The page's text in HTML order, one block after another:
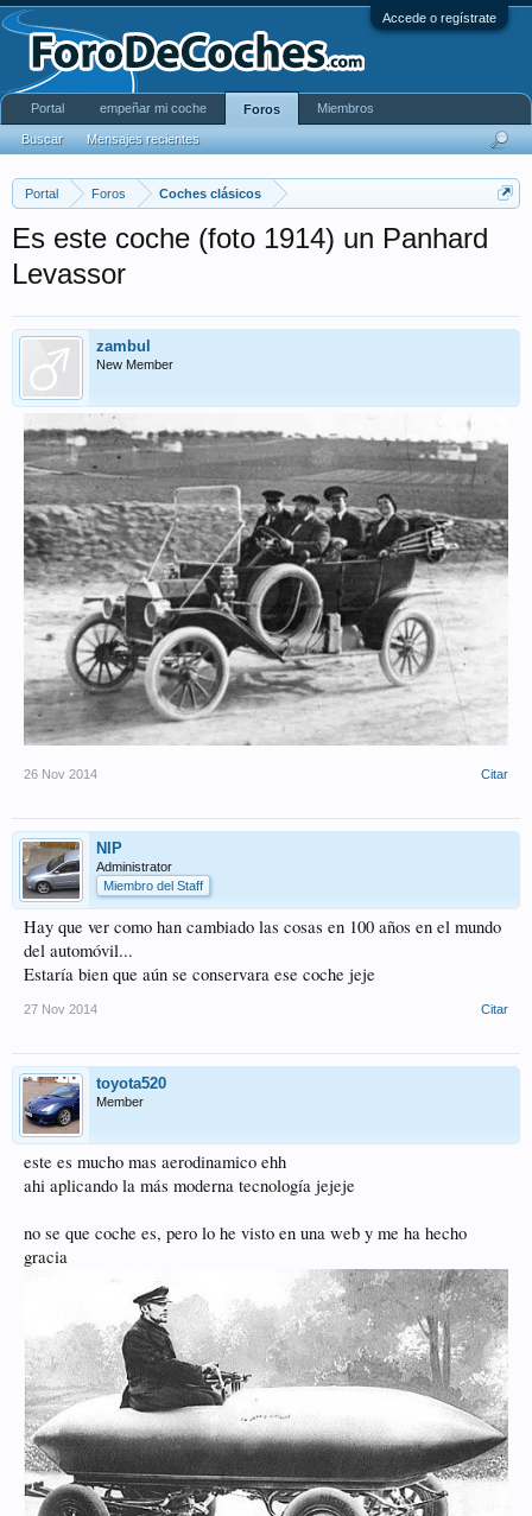
Accede o regístrate
Portal Foros Coches clásicos
Es este coche (foto 1914) un Panhard
Levassor
zambul
New Member
26 Nov 2014 Citar
NIP
Administrator
Miembro del Staff
Hay que ver como han cambiado las cosas en 100 años en el mundo
del automóvil...
Estaría bien que aún se conservara ese coche jeje
27 Nov 2014 Citar
toyota520
Member
este es mucho mas aerodinamico ehh
ahi aplicando la más moderna tecnología jejeje
no se que coche es, pero lo he visto en una web y me ha hecho
gracia
Portal empeñar mi coche Foros
Buscar Mensajes recientes
Miembros